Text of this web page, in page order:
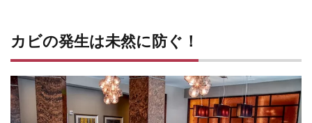
カビの発生は未然に防ぐ！